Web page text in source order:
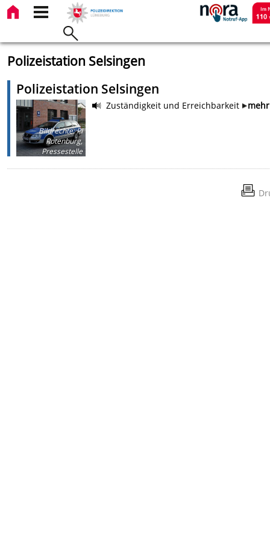
Polizeistation Selsingen
Polizeistation Selsingen
Bildrechte:PI
Rotenburg,
Pressestelle
Zuständigkeit und Erreichbarkeit mehr